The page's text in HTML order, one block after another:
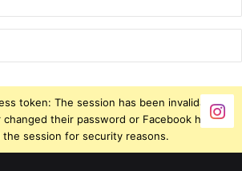
token: The session has been invalidated
their password or Facebook has
the session for security reasons.